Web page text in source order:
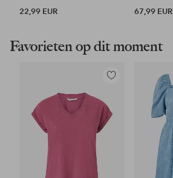
22,99 EUR
67,99 EUR
Favorieten op dit moment
Toevoegen
favorieten